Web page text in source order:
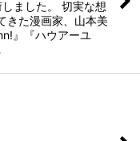
ました。 切実な想
きた漫画家、山本美
』『ハウアーユ